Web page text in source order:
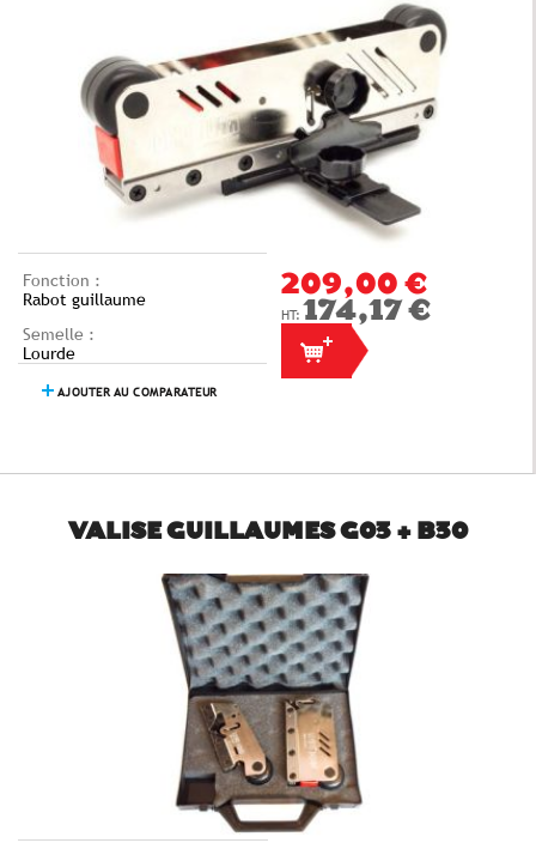
Fonction :
Rabot guillaume
Semelle :
Lourde
AJOUTER AU COMPARATEUR
209,00 €
174,17 €
VALISE GUILLAUMES G03 + B30